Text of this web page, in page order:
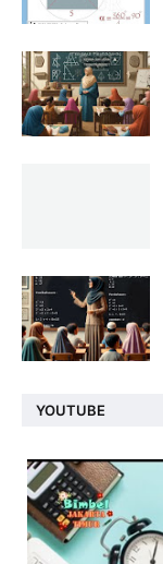
YOUTUBE